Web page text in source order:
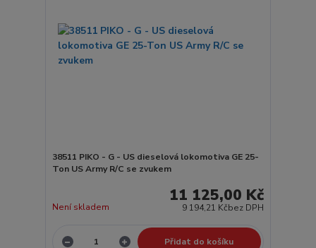
38511 PIKO - G - US dieselová lokomotiva GE 25-
Ton US Army R/C se zvukem
11 125,00 Kč
9 194,21 Kčbez DPH
Není skladem
Přidat do košíku